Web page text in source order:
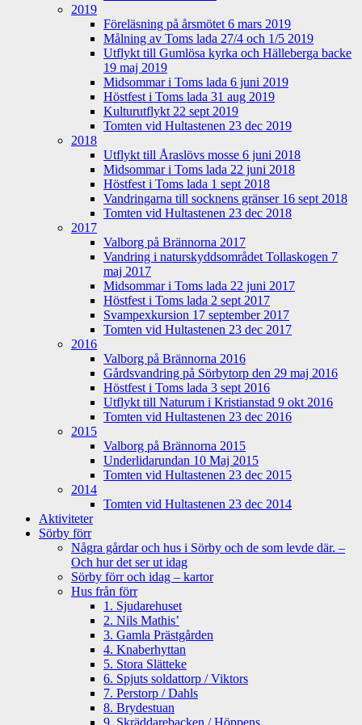
2019
Föreläsning på årsmötet 6 mars 2019
Målning av Toms lada 27/4 och 1/5 2019
Utflykt till Gumlösa kyrka och Hälleberga backe
19 maj 2019
Midsommar i Toms lada 6 juni 2019
Höstfest i Toms lada 31 aug 2019
Kulturutflykt 22 sept 2019
Tomten vid Hultastenen 23 dec 2019
2018
Utflykt till Åraslövs mosse 6 juni 2018
Midsommar i Toms lada 22 juni 2018
Höstfest i Toms lada 1 sept 2018
Vandringarna till socknens gränser 16 sept 2018
Tomten vid Hultastenen 23 dec 2018
2017
Valborg på Brännorna 2017
Vandring i naturskyddsområdet Tollaskogen 7
maj 2017
Midsommar i Toms lada 22 juni 2017
Höstfest i Toms lada 2 sept 2017
Svampexkursion 17 september 2017
Tomten vid Hultastenen 23 dec 2017
2016
Valborg på Brännorna 2016
Gårdsvandring på Sörbytorp den 29 maj 2016
Höstfest i Toms lada 3 sept 2016
Utflykt till Naturum i Kristianstad 9 okt 2016
Tomten vid Hultastenen 23 dec 2016
2015
Valborg på Brännorna 2015
Underlidarundan 10 Maj 2015
Tomten vid Hultastenen 23 dec 2015
2014
Tomten vid Hultastenen 23 dec 2014
Aktiviteter
Sörby förr
Några gårdar och hus i Sörby och de som levde där. –
Och hur det ser ut idag
Sörby förr och idag – kartor
Hus från förr
1. Sjudarehuset
2. Nils Mathis’
3. Gamla Prästgården
4. Knaberhyttan
5. Stora Slätteke
6. Spjuts soldattorp / Viktors
7. Perstorp / Dahls
8. Brydestuan